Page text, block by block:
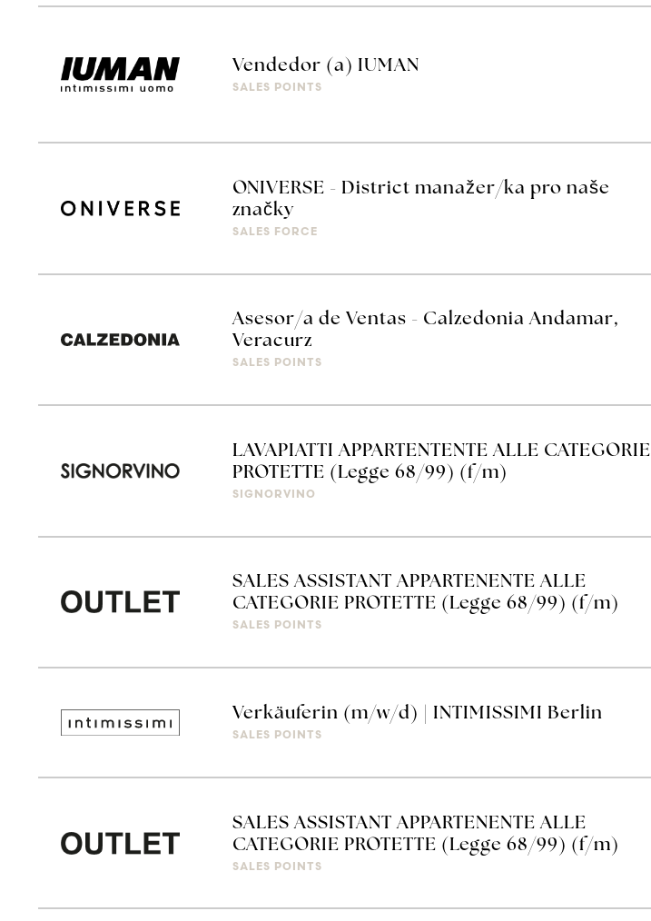
Vendedor (a) IUMAN
SALES POINTS
ONIVERSE - District manažer/ka pro naše
značky
SALES FORCE
Asesor/a de Ventas - Calzedonia Andamar,
Veracurz
SALES POINTS
LAVAPIATTI APPARTENTENTE ALLE CATEGORIE
PROTETTE (Legge 68/99) (f/m)
SIGNORVINO
SALES ASSISTANT APPARTENENTE ALLE
CATEGORIE PROTETTE (Legge 68/99) (f/m)
SALES POINTS
Verkäuferin (m/w/d) | INTIMISSIMI Berlin
SALES POINTS
SALES ASSISTANT APPARTENENTE ALLE
CATEGORIE PROTETTE (Legge 68/99) (f/m)
SALES POINTS